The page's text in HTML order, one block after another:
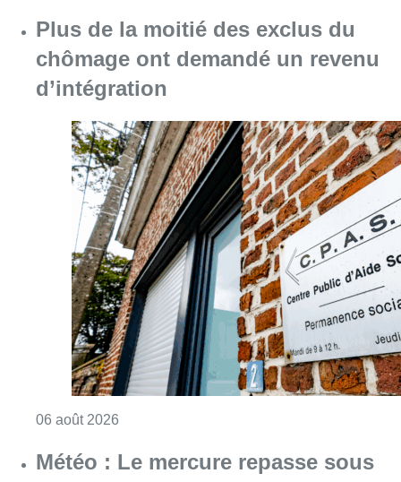
06 août 2026Consulter l'article "Plus de la moitié des
Météo : Le mercure repasse sous
les 25°C à la faveur d’un ciel
partagé